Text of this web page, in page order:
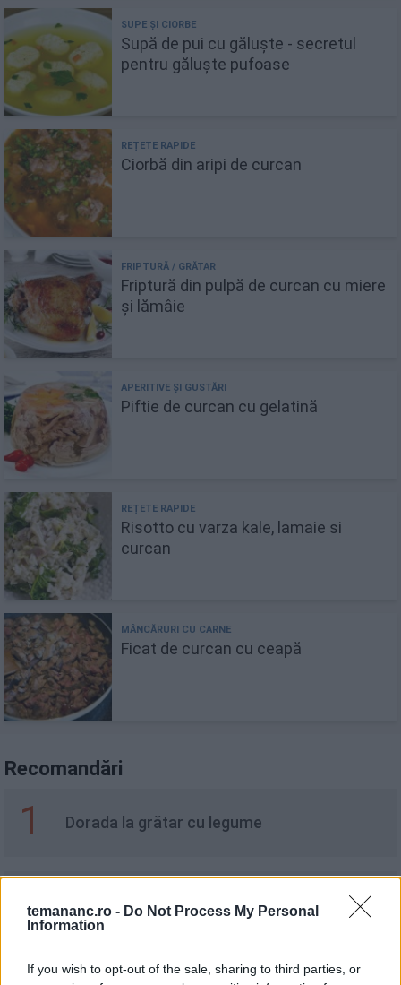
temananc.ro - Do Not Process My Personal
Information
If you wish to opt-out of the sale, sharing to third parties, or
Supă de pui cu găluște - secretul
pentru găluște pufoase
Ciorbă din aripi de curcan
Friptură din pulpă de curcan cu miere
și lămâie
Piftie de curcan cu gelatină
Risotto cu varza kale, lamaie si
curcan
Ficat de curcan cu ceapă
Recomandări
1 Dorada la grătar cu legume
2
Arancini - chifteluțe de orez cu bacon și
mozzarella